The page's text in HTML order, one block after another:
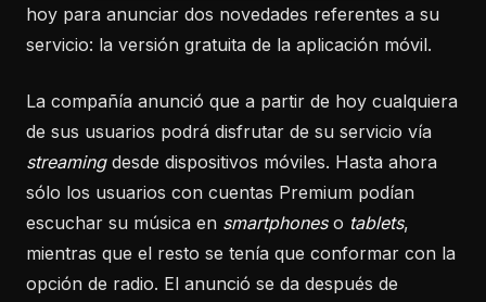
hoy para anunciar dos novedades referentes a su
servicio: la versión gratuita de la aplicación móvil.
La compañía anunció que a partir de hoy cualquiera
de sus usuarios podrá disfrutar de su servicio vía
streamingdesde dispositivos móviles. Hasta ahora
sólo los usuarios con cuentas Premium podían
escuchar su música en smartphoneso tablets,
mientras que el resto se tenía que conformar con la
opción de radio. El anunció se da después de